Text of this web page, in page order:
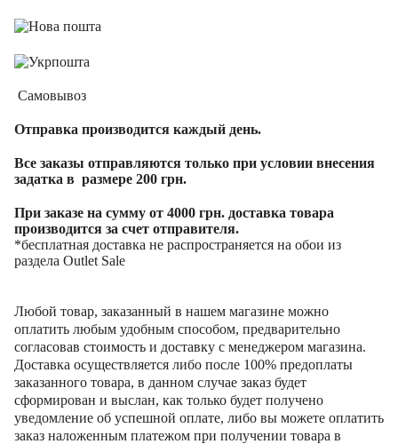
Самовывоз
Отправка производится каждый день.
Все заказы отправляются только при условии внесения
задатка в размере 200 грн.
При заказе на сумму от 4000 грн. доставка товара
производится за счет отправителя.
*бесплатная доставка не распространяется на обои из
раздела Outlet Sale
Любой товар, заказанный в нашем магазине можно
оплатить любым удобным способом, предварительно
согласовав стоимость и доставку с менеджером магазина.
Доставка осуществляется либо после 100% предоплаты
заказанного товара, в данном случае заказ будет
сформирован и выслан, как только будет получено
уведомление об успешной оплате, либо вы можете оплатить
заказ наложенным платежом при получении товара в